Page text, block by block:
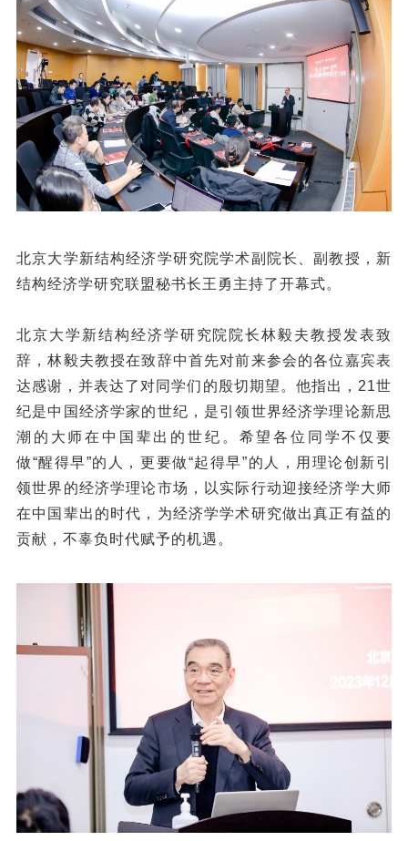
北京大学新结构经济学研究院学术副院长、副教授，新
结构经济学研究联盟秘书长王勇主持了开幕式。
北京大学新结构经济学研究院院长林毅夫教授发表致
辞，林毅夫教授在致辞中首先对前来参会的各位嘉宾表
达感谢，并表达了对同学们的殷切期望。他指出，21世
纪是中国经济学家的世纪，是引领世界经济学理论新思
潮的大师在中国辈出的世纪。希望各位同学不仅要
做“醒得早”的人，更要做“起得早”的人，用理论创新引
领世界的经济学理论市场，以实际行动迎接经济学大师
在中国辈出的时代，为经济学学术研究做出真正有益的
贡献，不辜负时代赋予的机遇。